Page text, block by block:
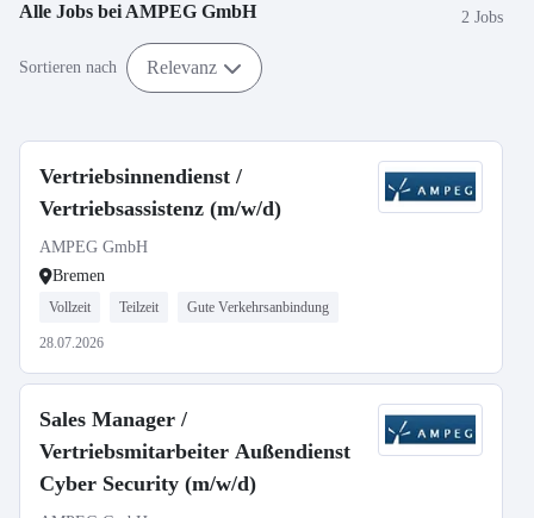
Alle Jobs bei AMPEG GmbH 2 Jobs
Sortieren nach Relevanz
Vertriebsinnendienst /
Vertriebsassistenz (m/w/d)
AMPEG GmbH
Bremen
Vollzeit Teilzeit Gute Verkehrsanbindung
28.07.2026
Sales Manager /
Vertriebsmitarbeiter Außendienst
Cyber Security (m/w/d)